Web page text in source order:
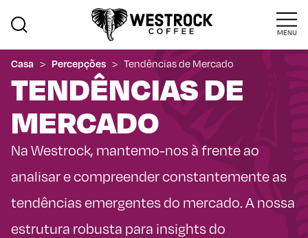
MENU
Casa > Percepções > Tendências de Mercado
TENDÊNCIAS DE
MERCADO
Na Westrock, mantemo-nos à frente ao
analisar e compreender constantemente as
tendências emergentes do mercado. A nossa
estrutura robusta para insights do